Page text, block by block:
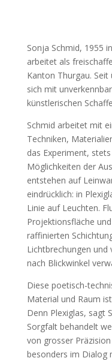
Sonja Schmid, 1955
arbeitet als
Kanton Thurgau.
sich mit
künstlerischen
Schmid arbeitet mit
Techniken,
das Experiment,
Möglichkeiten der
entstehen auf
eindrücklich: in
Linie auf Leuchten.
Projektionsfläche
raffinierten
Lichtbrechungen und
nach Blickwinkel
Diese poetisch-
Material und Raum
Denn Plexiglas, sagt
Sorgfalt behandelt
von grosser
besonders im Dialog